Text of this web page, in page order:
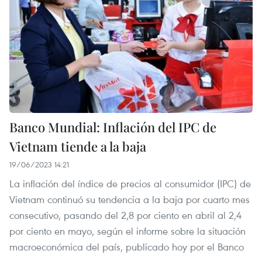
Banco Mundial: Inflación del IPC de
Vietnam tiende a la baja
19/06/2023 14:21
La inflación del índice de precios al consumidor (IPC) de
Vietnam continuó su tendencia a la baja por cuarto mes
consecutivo, pasando del 2,8 por ciento en abril al 2,4
por ciento en mayo, según el informe sobre la situación
macroeconómica del país, publicado hoy por el Banco